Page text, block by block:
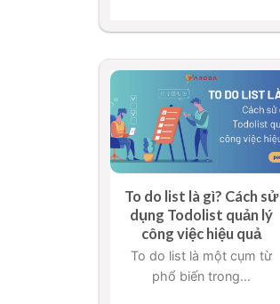
To do list là gì? Cách sử
dụng Todolist quản lý
công việc hiệu quả
To do list là một cụm từ
phổ biến trong...